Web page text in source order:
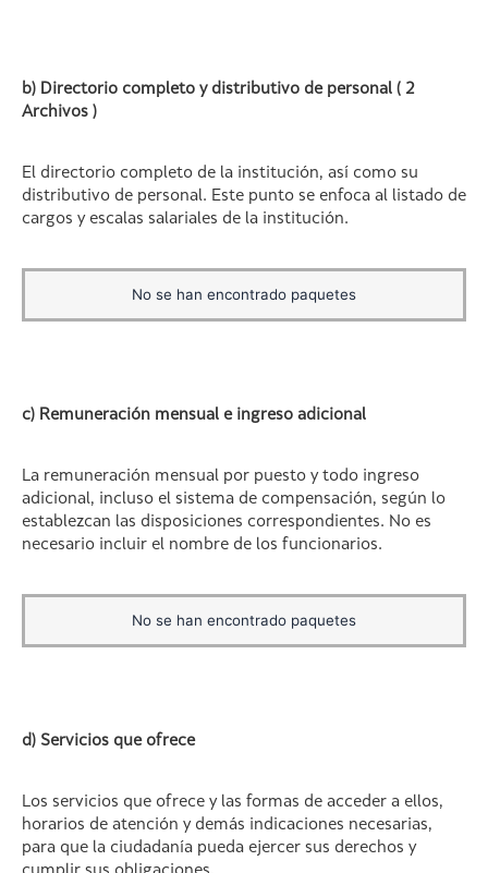
b) Directorio completo y distributivo de personal ( 2
Archivos )
El directorio completo de la institución, así como su
distributivo de personal. Este punto se enfoca al listado de
cargos y escalas salariales de la institución.
No se han encontrado paquetes
c) Remuneración mensual e ingreso adicional
La remuneración mensual por puesto y todo ingreso
adicional, incluso el sistema de compensación, según lo
establezcan las disposiciones correspondientes. No es
necesario incluir el nombre de los funcionarios.
No se han encontrado paquetes
d) Servicios que ofrece
Los servicios que ofrece y las formas de acceder a ellos,
horarios de atención y demás indicaciones necesarias,
para que la ciudadanía pueda ejercer sus derechos y